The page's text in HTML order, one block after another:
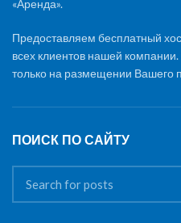
«Аренда».
Предоставляем бесплатный
всех клиентов нашей
только на размещении Вашего
ПОИСК ПО САЙТУ